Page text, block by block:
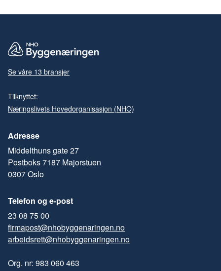
Se våre 13 bransjer
Tilknyttet:
Næringslivets Hovedorganisasjon (NHO)
Adresse
Middelthuns gate 27
Postboks 7187 Majorstuen
0307 Oslo
Telefon og e-post
23 08 75 00
firmapost@nhobyggenaringen.no
arbeidsrett@nhobyggenaringen.no
Org. nr: 983 060 463